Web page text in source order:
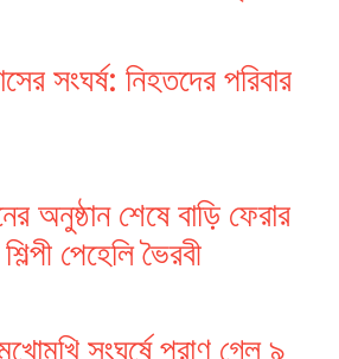
সংঘর্ষ: নিহতদের পরিবার
অনুষ্ঠান শেষে বাড়ি ফেরার
পেহেলি ভৈরবী
সংঘর্ষে প্রাণ গেল ৯